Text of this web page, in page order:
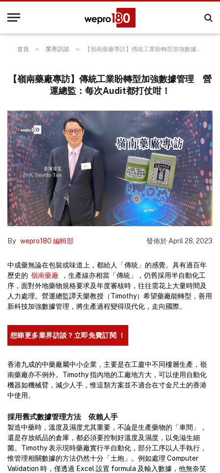
首頁 » 業界訪談 » 【嶺南藥廠專訪】傳統工業盼轉型加強數據管理 營運總監：每次Audit都打仗咁！
【嶺南藥廠專訪】傳統工業盼轉型加強數據管理 營
運總監：每次Audit都打仗咁！
By wepro180 編輯部 發佈於 April 28, 2023
中成藥無論在包裝或味道上，都給人「傳統」的感覺。具有過百年
歷史的 嶺南藥廠
，生產線亦相當「傳統」，仍舊採用半自動化工
序，面對外地藥物規格要求及年度審核時，往往需花上大量時間及
人力處理。營運總監譚天樂教授（Timothy）希望藥廠能轉型，善用
新科技加強數據管理，將生產過程變得現代化，走向國際。
想睇更多業界訪談？立即免費訂閱 ！
香港九成的中藥廠屬中小企業，主要是在工廈中不同樓層生產，嶺
南藥廠亦不例外。Timothy 指內地的工廠地方大，可以使用自動化
機器如機械臂，減少人手，惟這類方案並不適合在寸金尺土的香港
中使用。
採用舊式數據管理方法 依賴人手
製造中藥時，溫度及濕度尤其重要，不論是生產藥物的「車間」，
還是存放紙品的倉庫，都必須要控制好溫度及濕度，以免滋生細
菌。Timothy 表示現時藥廠實行半自動化，部分工序以人手執行，
惟管理相關數據的方法仍然十分「土炮」。例如處理 Computer
Validation 時，僅透過 Excel 設置 formula 及輸入數據，他無奈笑